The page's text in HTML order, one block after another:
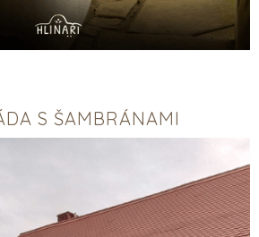
S ŠAMBRÁNAMI